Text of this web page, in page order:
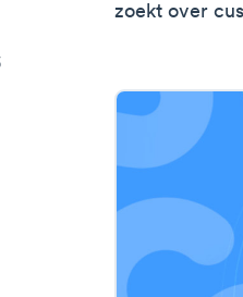
zoekt over